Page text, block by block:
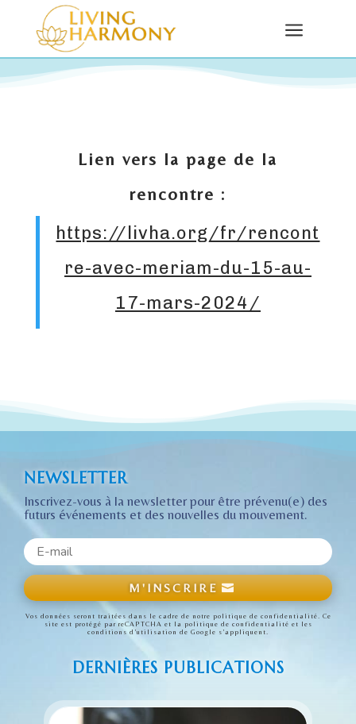
a
Lien vers la page de la
rencontre :
https://livha.org/fr/rencont
re-avec-meriam-du-15-au-
17-mars-2024/
NEWSLETTER
Inscrivez-vous à la newsletter pour être prévenu(e) des
futurs événements et des nouvelles du mouvement.
M'INSCRIRE
Vos données seront traitées dans le cadre de notre politique de confidentialité. Ce
site est protégé par reCAPTCHA et la politique de confidentialité et les
conditions d’utilisation de Google s’appliquent.
DERNIÈRES PUBLICATIONS